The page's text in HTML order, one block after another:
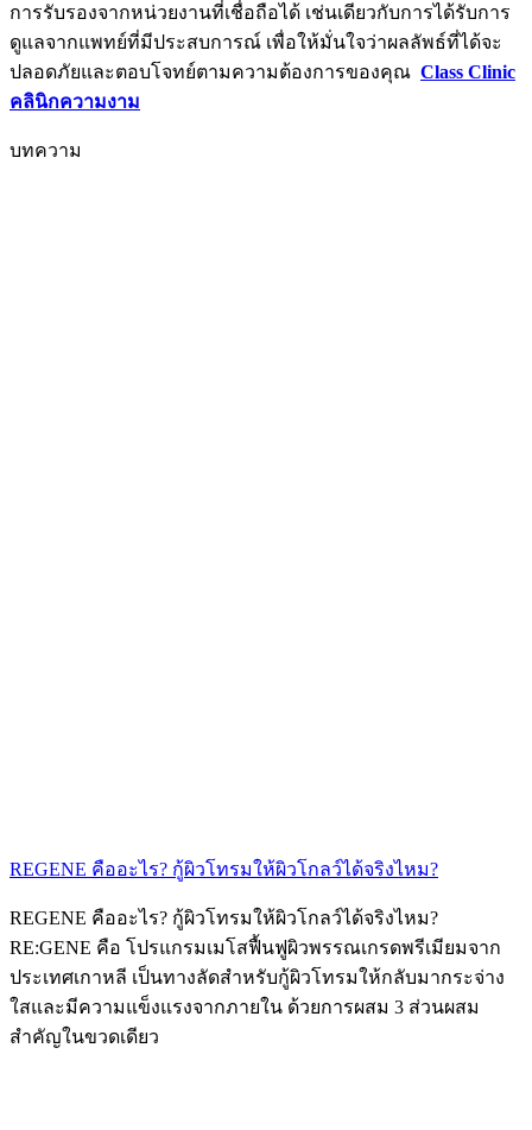
การรับรองจากหน่วยงานที่เชื่อถือได้ เช่นเดียวกับการได้รับการ
ดูแลจากแพทย์ที่มีประสบการณ์ เพื่อให้มั่นใจว่าผลลัพธ์ที่ได้จะ
ปลอดภัยและตอบโจทย์ตามความต้องการของคุณ Class Clinic
คลินิกความงาม
บทความ
REGENE คืออะไร? กู้ผิวโทรมให้ผิวโกลว์ได้จริงไหม?
REGENE คืออะไร? กู้ผิวโทรมให้ผิวโกลว์ได้จริงไหม?
RE:GENE คือ โปรแกรมเมโสฟื้นฟูผิวพรรณเกรดพรีเมียมจาก
ประเทศเกาหลี เป็นทางลัดสำหรับกู้ผิวโทรมให้กลับมากระจ่าง
ใสและมีความแข็งแรงจากภายใน ด้วยการผสม 3 ส่วนผสม
สำคัญในขวดเดียว